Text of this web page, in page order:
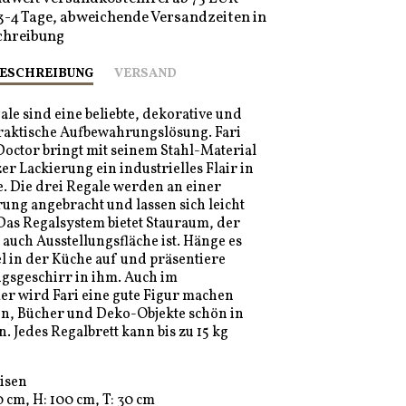
4 Tage, abweichende Versandzeiten in
VERSAND
sind eine beliebte, dekorative und
Aufbewahrungslösung. Fari
bringt mit seinem Stahl-Material
Lackierung ein industrielles Flair in
Die drei Regale werden an einer
angebracht und lassen sich leicht
Regalsystem bietet Stauraum, der
Ausstellungsfläche ist. Hänge es
in der Küche auf und präsentiere
in ihm. Auch im
wird Fari eine gute Figur machen
Bücher und Deko-Objekte schön in
Jedes Regalbrett kann bis zu 15 kg
cm, H: 100 cm, T: 30 cm